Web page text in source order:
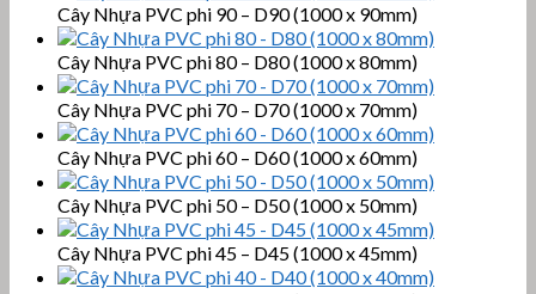
Cây Nhựa PVC phi 90 – D90 (1000 x 90mm)
Cây Nhựa PVC phi 80 – D80 (1000 x 80mm)
Cây Nhựa PVC phi 70 – D70 (1000 x 70mm)
Cây Nhựa PVC phi 60 – D60 (1000 x 60mm)
Cây Nhựa PVC phi 50 – D50 (1000 x 50mm)
Cây Nhựa PVC phi 45 – D45 (1000 x 45mm)